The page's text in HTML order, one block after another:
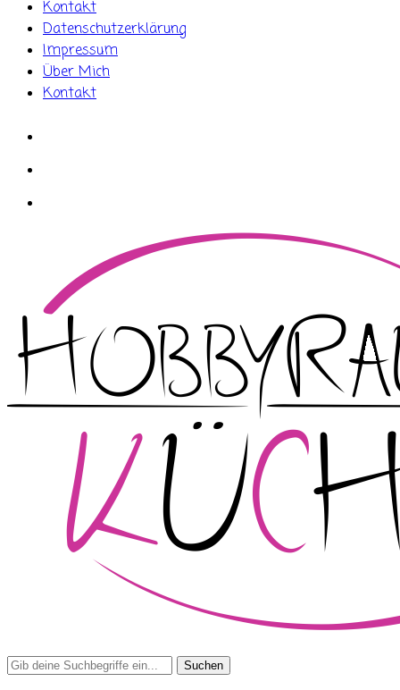
Kontakt
Datenschutzerklärung
Impressum
Über Mich
Kontakt
Search